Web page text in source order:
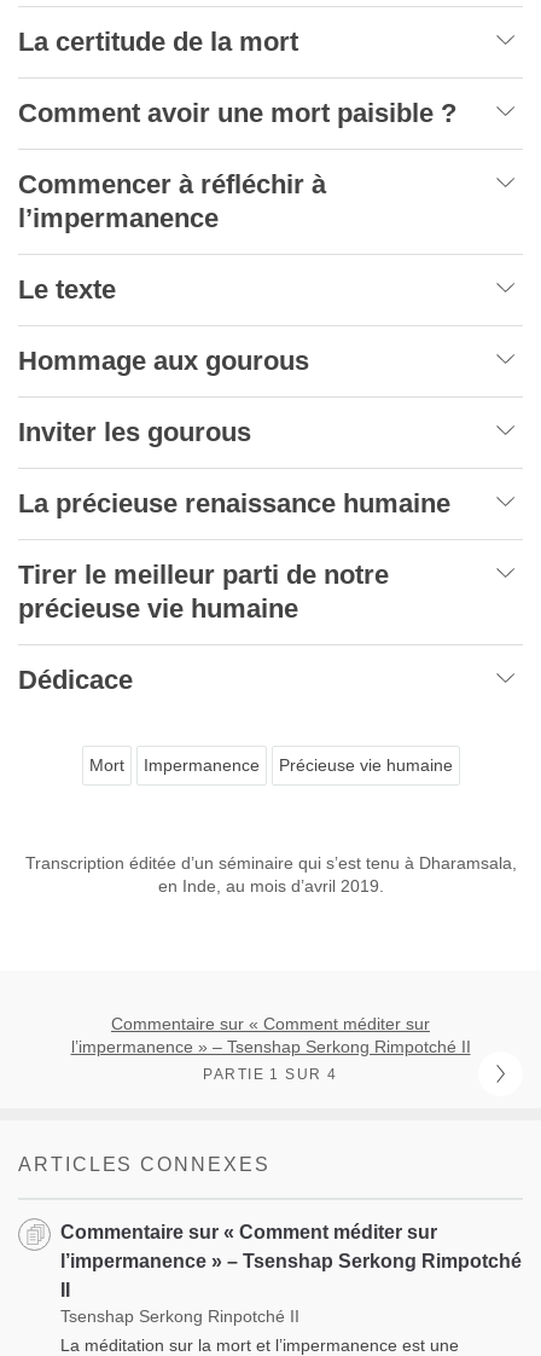
La certitude de la mort
Comment avoir une mort paisible ?
Commencer à réfléchir à
l’impermanence
Le texte
Hommage aux gourous
Inviter les gourous
La précieuse renaissance humaine
Tirer le meilleur parti de notre
précieuse vie humaine
Dédicace
Mort Impermanence Précieuse vie humaine
Transcription éditée d’un séminaire qui s’est tenu à Dharamsala,
en Inde, au mois d’avril 2019.
Commentaire sur « Comment méditer sur
l’impermanence » – Tsenshap Serkong Rimpotché II
PARTIE 1 SUR 4
ARTICLES CONNEXES
Commentaire sur « Comment méditer sur
l’impermanence » – Tsenshap Serkong Rimpotché
Tsenshap Serkong Rinpotché II
La méditation sur la mort et l’impermanence est une